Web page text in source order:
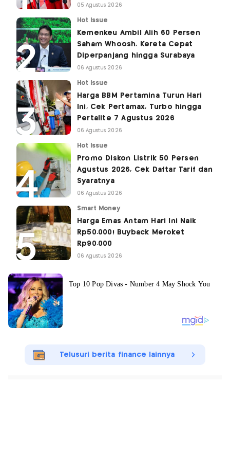
05 Agustus 2026
Hot Issue
Kemenkeu Ambil Alih 60 Persen
Saham Whoosh, Kereta Cepat
Diperpanjang hingga Surabaya
06 Agustus 2026
Hot Issue
Harga BBM Pertamina Turun Hari
Ini, Cek Pertamax, Turbo hingga
Pertalite 7 Agustus 2026
06 Agustus 2026
Hot Issue
Promo Diskon Listrik 50 Persen
Agustus 2026, Cek Daftar Tarif dan
Syaratnya
06 Agustus 2026
Smart Money
Harga Emas Antam Hari Ini Naik
Rp50.000! Buyback Meroket
Rp90.000
06 Agustus 2026
Telusuri berita finance lainnya